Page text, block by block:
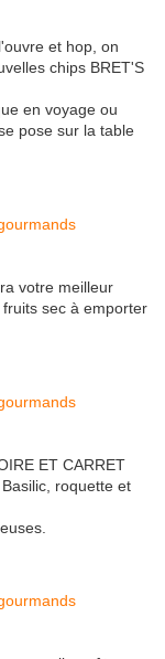
et hop, on
chips BRET'S
en voyage ou
pose sur la table
votre meilleur
sec à emporter
ET CARRET
roquette et